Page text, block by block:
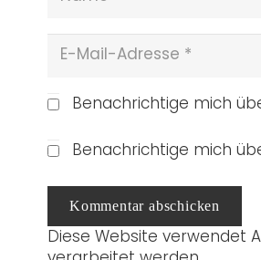
Benachrichtige mich
Benachrichtige mich
Kommentar abschicken
Diese Website verwendet